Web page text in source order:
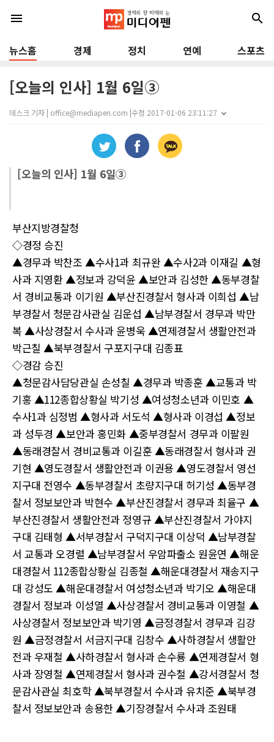
menu search
뉴스홈 경제 정치 연예 스포츠
[오늘의 인사] 1월 6일③
데스크 기자 | office@mediapen.com |수정 2017-01-06 23:11:27
[오늘의 인사] 1월 6일③
부산지방경찰청
◇경정 승진
▲경무과 박찬조 ▲수사1과 최규완 ▲수사2과 이재길 ▲형
사과 지영환 ▲정보과 강덕윤 ▲보안과 김성한 ▲동부경찰
서 경비교통과 이기원 ▲부산진경찰서 형사과 이희섭 ▲남
부경찰서 청문감사관실 김운섭 ▲남부경찰서 경무과 박만
복 ▲사상경찰서 수사과 윤병욱 ▲연제경찰서 생활안전과
박근칠 ▲북부경찰서 구포지구대 김종표
◇경감 승진
▲청문감사담당관실 손성칠 ▲경무과 박종훈 ▲교통과 박
기홍 ▲112종합상황실 박기성 ▲여성청소년과 이민호 ▲
수사1과 심정범 ▲형사과 서도석 ▲형사과 이경섭 ▲정보
과 성두경 ▲보안과 홍민화 ▲중부경찰서 경무과 이팔원
▲동래경찰서 경비교통과 이길훈 ▲동래경찰서 형사과 권
기현 ▲영도경찰서 생활안전과 이권용 ▲영도경찰서 영선
지구대 전영수 ▲동부경찰서 초량지구대 허기성 ▲동부경
찰서 정보보안과 박현수 ▲부산진경찰서 경무과 최율구 ▲
부산진경찰서 생활안전과 정영규 ▲부산진경찰서 가야지
구대 김태형 ▲서부경찰서 구덕지구대 이상덕 ▲남부경찰
서 교통과 오경렬 ▲남부경찰서 우암파출소 원윤연 ▲해운
대경찰서 112종합상황실 김종철 ▲해운대경찰서 재송지구
대 강성도 ▲해운대경찰서 여성청소년과 박기오 ▲해운대
경찰서 정보과 이성열 ▲사상경찰서 경비교통과 이영철 ▲
사상경찰서 정보보안과 박기영 ▲금정경찰서 경무과 김강
원 ▲금정경찰서 서금지구대 김창수 ▲사하경찰서 생활안
전과 우재철 ▲사하경찰서 형사과 손수룡 ▲연제경찰서 형
사과 장영철 ▲연제경찰서 형사과 권수철 ▲강서경찰서 청
문감사관실 최호학 ▲북부경찰서 수사과 유치준 ▲북부경
찰서 정보보안과 송용한 ▲기장경찰서 수사과 조원태